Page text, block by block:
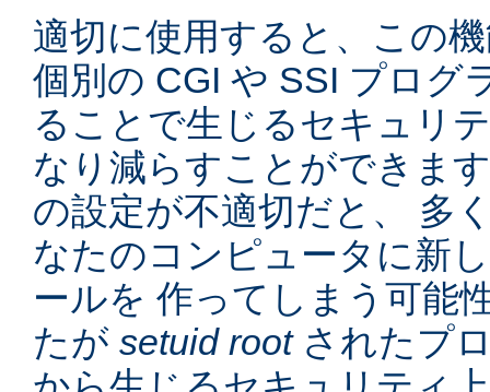
適切に使用すると、この
個別の CGI や SSI プログ
ることで生じるセキュリ
なり減らすことができま
の設定が不適切だと、 多
なたのコンピュータに新
ールを 作ってしまう可能
たが setuid rootされたプ